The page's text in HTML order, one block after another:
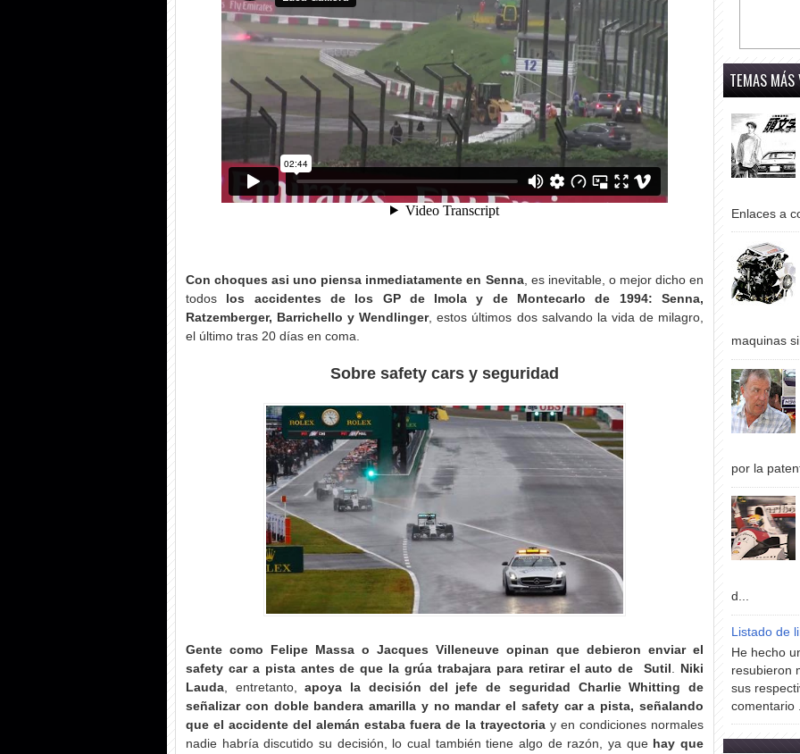
Con choques asi uno piensa inmediatamente en Senna, es inevitable, o mejor dicho en
todos los accidentes de los GP de Imola y de Montecarlo de 1994: Senna,
Ratzemberger, Barrichello y Wendlinger, estos últimos dos salvando la vida de milagro,
el último tras 20 días en coma.
Sobre safety cars y seguridad
Gente como Felipe Massa o Jacques Villeneuve opinan que debieron enviar el
safety car a pista antes de que la grúa trabajara para retirar el auto de Sutil
Niki
Lauda , entretanto,apoya la decisión del jefe de seguridad Charlie Whitting de
señalizar con doble bandera amarilla y no mandar el safety car a pista, señalando
que el accidente del alemán estaba fuera de la trayectoria y en condiciones normales
nadie habría discutido su decisión, lo cual también tiene algo de razón, ya que hay que
TEMAS MÁS
Enlaces a
maquinas
por la
d...
Listado de
He hecho
resubieron
sus
comentario